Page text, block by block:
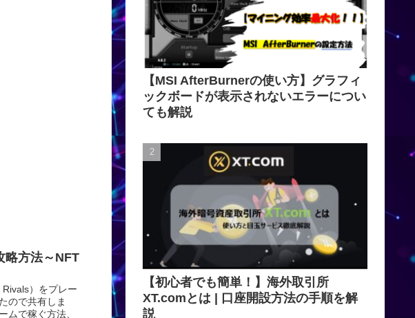
略方法～NFT
）をプレー
ので共有しま
ムで稼ぐ方法、
【MSI AfterBurnerの使い方】グラフィ
ックボードが表示されないエラーについ
ても解説
【初心者でも簡単！】海外取引所
XT.comとは | 口座開設方法の手順を解
説